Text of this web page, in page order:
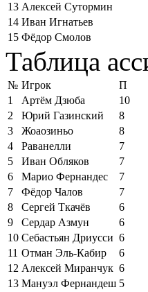
13 Алексей Сутормин
14 Иван Игнатьев
15 Фёдор Смолов
Таблица
№ Игрок
П
1
Артём Дзюба
10
2
Юрий Газинский
8
3
Жоаозиньо
8
4
Раванелли
7
5
Иван Обляков
7
6
Марио Фернандес
7
7
Фёдор Чалов
7
8
Сергей Ткачёв
6
9
Сердар Азмун
6
10 Себастьян Дриусси 6
11 Отман Эль-Кабир
6
12 Алексей Миранчук 6
13 Мануэл Фернандеш 5